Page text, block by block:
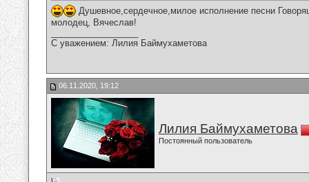
Душевное,сердечное,милое исполнение песни
молодец, Вячеслав!
С уважением: Лилия Баймухаметова
06.11.2020, 19:12
Лилия Баймухаметова
Постоянный пользователь